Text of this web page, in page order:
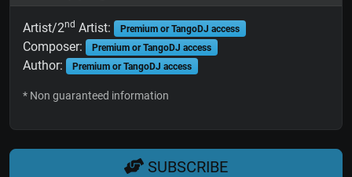
Artist/2nd Artist: Premium or TangoDJ access
Composer: Premium or TangoDJ access
Author: Premium or TangoDJ access
* Non guaranteed information
SUBSCRIBE